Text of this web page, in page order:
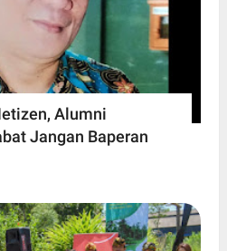
Alumni
Jangan Baperan